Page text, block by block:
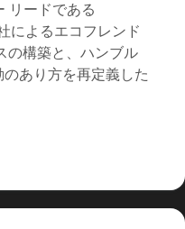
リードである
によるエコフレンド
の構築と、ハンブル
あり方を再定義した